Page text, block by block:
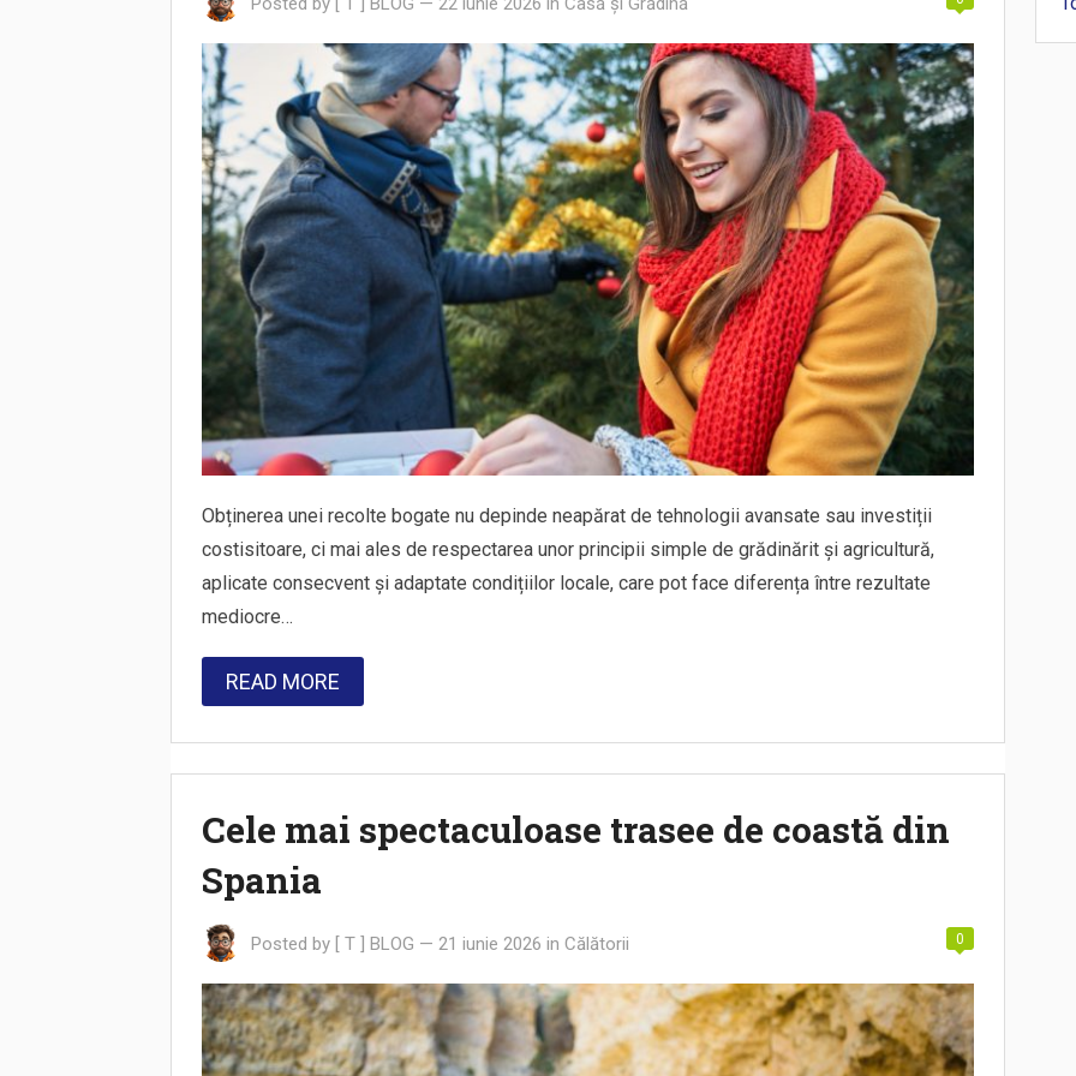
Obținerea unei recolte bogate nu depinde neapărat de tehnologii avansate sau investiții
costisitoare, ci mai ales de respectarea unor principii simple de grădinărit și agricultură,
aplicate consecvent și adaptate condițiilor locale, care pot face diferența între rezultate
mediocre…
READ MORE
Cele mai spectaculoase trasee de coastă din
Spania
Posted by [ T ] BLOG — 21 iunie 2026 in Călătorii 0